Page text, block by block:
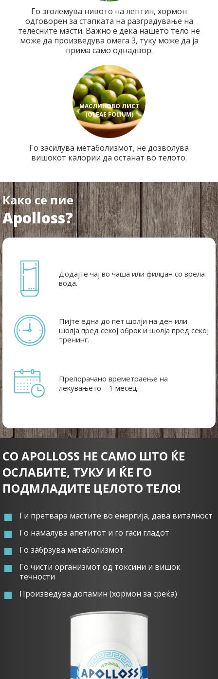
Го зголемува нивото на лептин, хормон
одговорен за стапката на разградување на
телесните масти. Важно е дека нашето тело не
може да произведува омега 3, туку може да ја
прима само однадвор.
МАСЛИНОВО ЛИСТ
(OLEAE FOLIUM)
Го засилува метаболизмот, не дозволува
вишокот калории да останат во телото.
Како се пие
Apolloss?
Додајте чај во чаша или филџан со врела
вода.
Пијте една до пет шолји на ден или
шолја пред секој оброк и шолја пред секој
тренинг.
Препорачано времетраење на
лекувањето – 1 месец
СО APOLLOSS НЕ САМО ШТО ЌЕ
ОСЛАБИТЕ, ТУКУ И ЌЕ ГО
ПОДМЛАДИТЕ ЦЕЛОТО ТЕЛО!
Ги претвара мастите во енергија, дава виталност
Го намалува апетитот и го гаси гладот
Го забрзува метаболизмот
Го чисти организмот од токсини и вишок
течности
Произведува допамин (хормон за среќа)